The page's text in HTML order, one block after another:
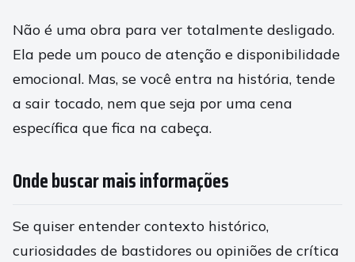
Não é uma obra para ver totalmente desligado.
Ela pede um pouco de atenção e disponibilidade
emocional. Mas, se você entra na história, tende
a sair tocado, nem que seja por uma cena
específica que fica na cabeça.
Onde buscar mais informações
Se quiser entender contexto histórico,
curiosidades de bastidores ou opiniões de crítica